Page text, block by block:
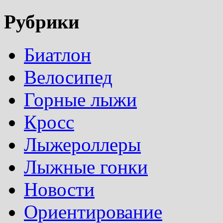
Рубрики
Биатлон
Велосипед
Горные лыжи
Кросс
Лыжероллеры
Лыжные гонки
Новости
Ориентирование